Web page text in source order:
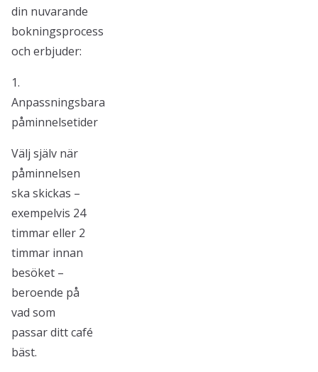
din nuvarande
bokningsprocess
och erbjuder:
1.
Anpassningsbara
påminnelsetider
Välj själv när
påminnelsen
ska skickas –
exempelvis 24
timmar eller 2
timmar innan
besöket –
beroende på
vad som
passar ditt café
bäst.